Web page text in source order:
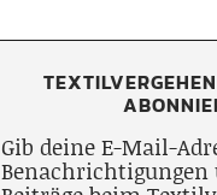
Gib deine E-Mail-
Benachrichtigungen